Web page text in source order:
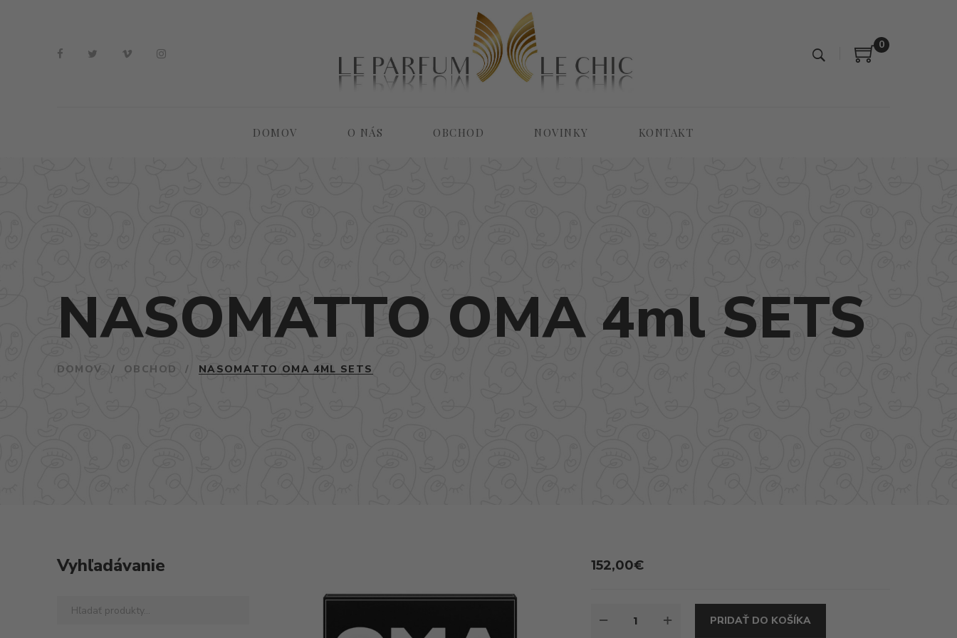
0
DOMOV O NÁS OBCHOD NOVINKY KONTAKT
NASOMATTO OMA 4ml SETS
DOMOV / OBCHOD / NASOMATTO OMA 4ML SETS
152,00€
NASOMATTO
PRIDAŤ DO KOŠÍKA
Vyhľadávanie